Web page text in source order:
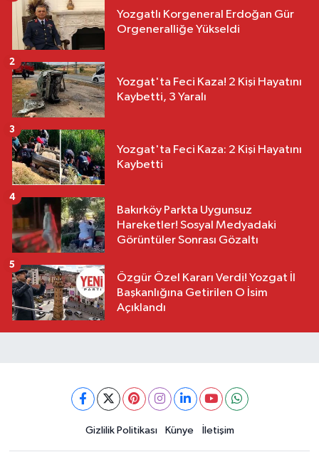
Yozgatlı Korgeneral Erdoğan Gür
Orgeneralliğe Yükseldi
Yozgat'ta Feci Kaza! 2 Kişi Hayatını
Kaybetti, 3 Yaralı
2
Yozgat'ta Feci Kaza: 2 Kişi Hayatını
Kaybetti
3
Bakırköy Parkta Uygunsuz
Hareketler! Sosyal Medyadaki
Görüntüler Sonrası Gözaltı
4
Özgür Özel Kararı Verdi! Yozgat İl
Başkanlığına Getirilen O İsim
Açıklandı
5
Gizlilik Politikası Künye İletişim